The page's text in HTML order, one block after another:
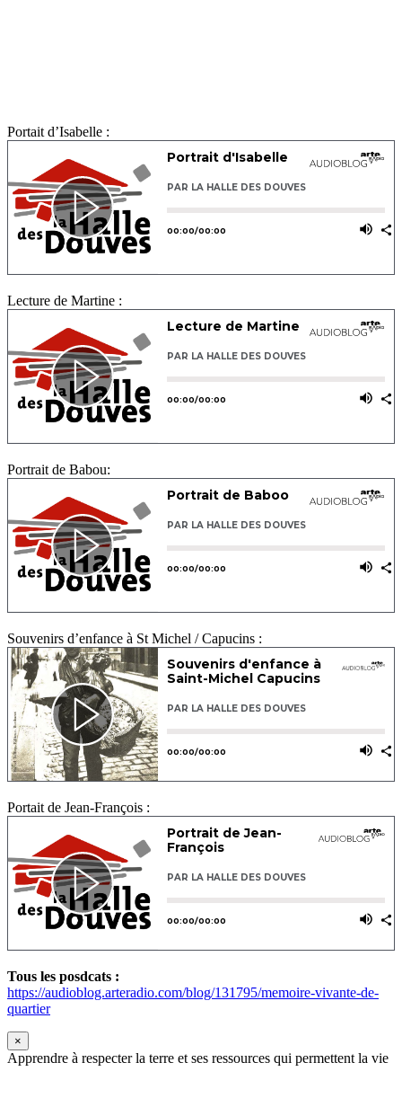
Portait d’Isabelle :
Lecture de Martine :
Portrait de Babou:
Souvenirs d’enfance à St Michel / Capucins :
Portait de Jean-François :
Tous les posdcats :
https://audioblog.arteradio.com/blog/131795/memoire-vivante-de-
quartier
×
Apprendre à respecter la terre et ses ressources qui permettent la vie